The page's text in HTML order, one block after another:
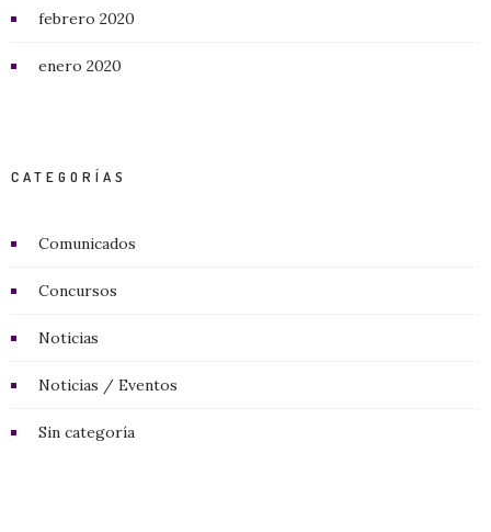
febrero 2020
enero 2020
CATEGORÍAS
Comunicados
Concursos
Noticias
Noticias / Eventos
Sin categoría